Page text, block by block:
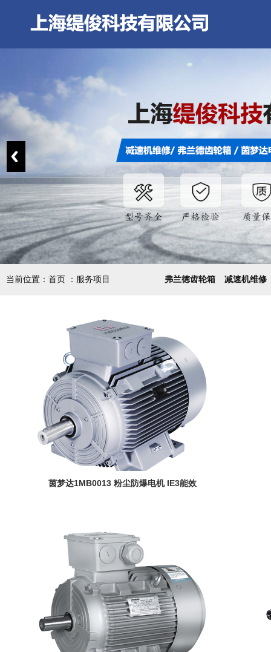
当前位置：首页 ：服务项目 弗兰徳齿轮箱 减速机维修
茵梦达1MB0013 粉尘防爆电机 IE3能效